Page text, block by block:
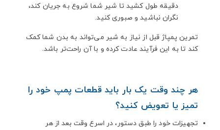
دقیقه طول کشید تا شیر شما شروع به جریان کند،
نگران نباشید و صبوری کنید.
تمرین پمپاژ قبل از نیاز به شیر می‌تواند به بدن شما کمک
کند تا به این فرآیند عادت کرده و با آن راحت‌تر باشد.
هر چند وقت یک بار باید قطعات پمپ خود را
تمیز یا تعویض کنید؟
تجهیزات خود را طبق دستور، در اسرع وقت بعد از هر